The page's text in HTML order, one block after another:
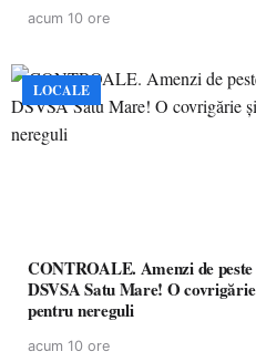
acum 10 ore
LOCALE
CONTROALE. Amenzi de
DSVSA Satu Mare! O
pentru nereguli
acum 10 ore